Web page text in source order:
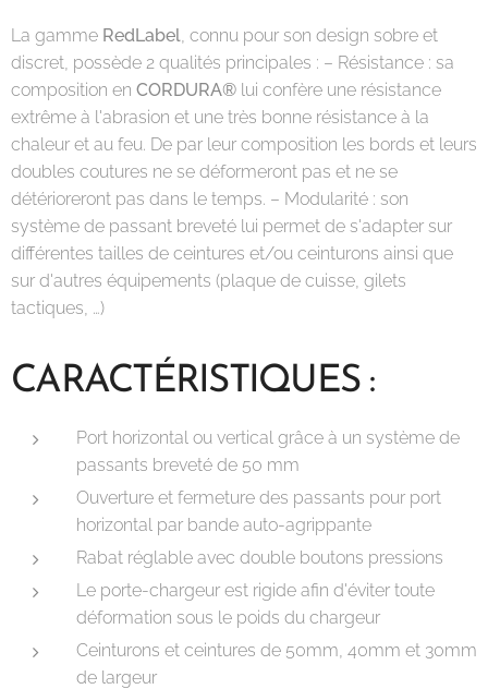
La gamme RedLabel, connu pour son design sobre et
discret, possède 2 qualités principales : – Résistance : sa
composition en CORDURA® lui confère une résistance
extrême à l'abrasion et une très bonne résistance à la
chaleur et au feu. De par leur composition les bords et leurs
doubles coutures ne se déformeront pas et ne se
détérioreront pas dans le temps. – Modularité : son
système de passant breveté lui permet de s'adapter sur
différentes tailles de ceintures et/ou ceinturons ainsi que
sur d'autres équipements (plaque de cuisse, gilets
tactiques, …)
CARACTÉRISTIQUES :
Port horizontal ou vertical grâce à un système de
passants breveté de 50 mm
Ouverture et fermeture des passants pour port
horizontal par bande auto-agrippante
Rabat réglable avec double boutons pressions
Le porte-chargeur est rigide afin d'éviter toute
déformation sous le poids du chargeur
Ceinturons et ceintures de 50mm, 40mm et 30mm
de largeur